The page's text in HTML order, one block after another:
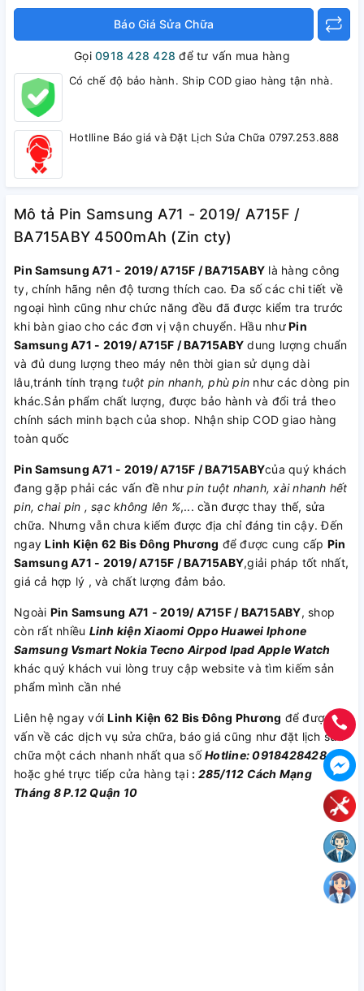
Báo Giá Sửa Chữa
Gọi0918 428 428 để tư vấn mua hàng
Có chế độ bảo hành. Ship COD giao hàng tận nhà.
Hotlline Báo giá và Đặt Lịch Sửa Chữa 0797.253.888
Mô tả Pin Samsung A71 - 2019/ A715F /
BA715ABY 4500mAh (Zin cty)
Pin Samsung A71 - 2019/ A715F / BA715ABY là hàng công
ty, chính hãng nên độ tương thích cao. Đa số các chi tiết về
ngoại hình cũng như chức năng đều đã được kiểm tra trước
khi bàn giao cho các đơn vị vận chuyển. Hầu nhưPin
Samsung A71 - 2019/ A715F / BA715ABY dung lượng chuẩn
và đủ dung lượng theo máy nên thời gian sử dụng dài
lâu,tránh tính trạng tuột pin nhanh, phù pin như các dòng pin
khác.Sản phẩm chất lượng, được bảo hành và đổi trả theo
chính sách minh bạch của shop. Nhận ship COD giao hàng
toàn quốc
Pin Samsung A71 - 2019/ A715F / BA715ABYcủa quý khách
đang gặp phải các vấn đề nhưpin tuột nhanh, xài nhanh hết
pin, chai pin , sạc không lên %,... cần được thay thế, sửa
chữa. Nhưng vẫn chưa kiếm được địa chỉ đáng tin cậy. Đến
ngayLinh Kiện 62 Bis Đông Phương để được cung cấp Pin
Samsung A71 - 2019/ A715F / BA715ABY,giải pháp tốt nhất,
giá cả hợp lý , và chất lượng đảm bảo.
Ngoài Pin Samsung A71 - 2019/ A715F / BA715ABY, shop
còn rất nhiều Linh kiện Xiaomi Oppo Huawei Iphone
Samsung Vsmart Nokia Tecno Airpod Ipad Apple Watch
khác quý khách vui lòng truy cập website và tìm kiếm sản
phẩm mình cần nhé
Liên hệ ngay vớiLinh Kiện 62 Bis Đông Phương để được tư
vấn về các dịch vụ sửa chữa, báo giá cũng như đặt lịch sửa
chữa một cách nhanh nhất qua sốHotline: 0918428428
hoặc ghé trực tiếp cửa hàng tại : 285/112 Cách Mạng
Tháng 8 P.12 Quận 10